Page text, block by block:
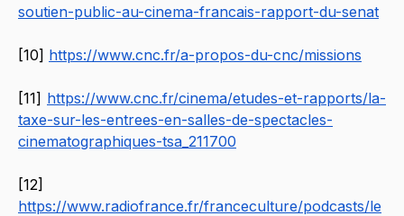
soutien-public-au-cinema-francais-rapport-du-senat
[10] https://www.cnc.fr/a-propos-du-cnc/missions
[11] https://www.cnc.fr/cinema/etudes-et-rapports/la-
taxe-sur-les-entrees-en-salles-de-spectacles-
cinematographiques-tsa_211700
https://www.radiofrance.fr/franceculture/podcasts/le